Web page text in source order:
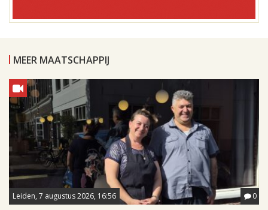
MEER MAATSCHAPPIJ
Leiden, 7 augustus 2026, 16:56 0